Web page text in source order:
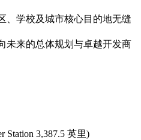
、学校及城市核心目的地无缝
未来的总体规划与卓越开发商
Station 3,387.5 英里)